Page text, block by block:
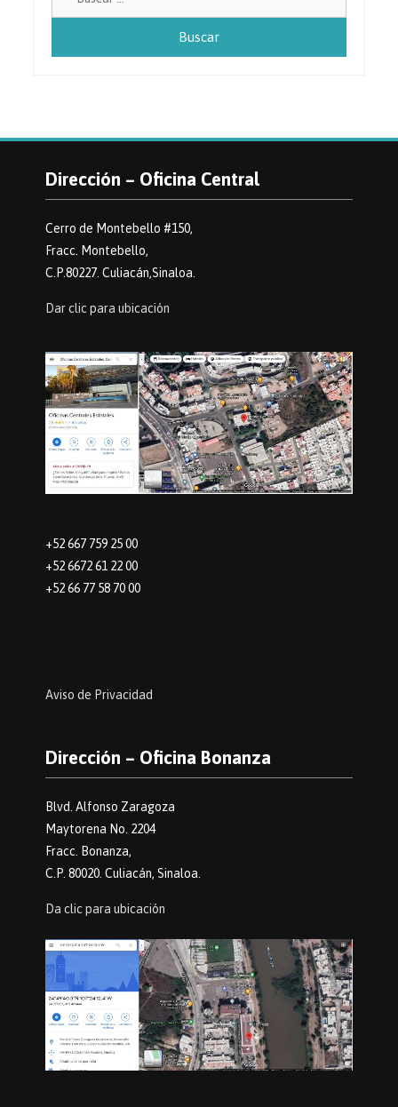
Dirección – Oficina Central
Cerro de Montebello #150,
Fracc. Montebello,
C.P.80227. Culiacán,Sinaloa.
Dar clic para ubicación
+52 667 759 25 00
+52 6672 61 22 00
+52 66 77 58 70 00
Aviso de Privacidad
Dirección – Oficina Bonanza
Blvd. Alfonso Zaragoza
Maytorena No. 2204
Fracc. Bonanza,
C.P. 80020. Culiacán, Sinaloa.
Da clic para ubicación